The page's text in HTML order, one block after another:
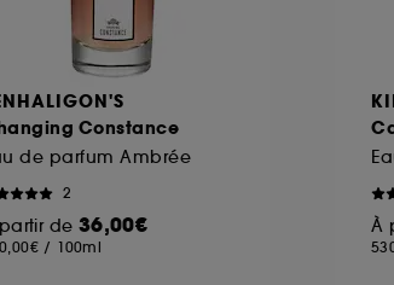
Constance
de parfum Ambrée
2
de 36,00€
/ 100ml
À
obtenir plus d'information sur les